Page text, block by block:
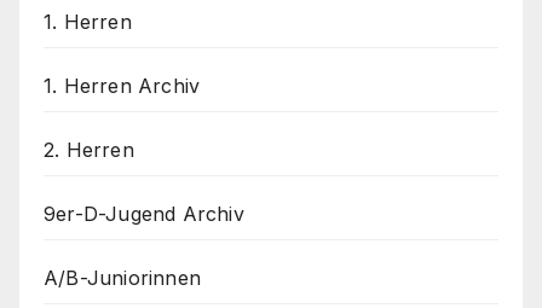
1. Herren
1. Herren Archiv
2. Herren
9er-D-Jugend Archiv
A/B-Juniorinnen